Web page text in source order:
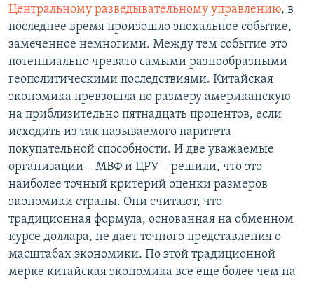
Центральному разведывательному управлению, в
последнее время произошло эпохальное событие,
замеченное немногими. Между тем событие это
потенциально чревато самыми разнообразными
геополитическими последствиями. Китайская
экономика превзошла по размеру американскую
на приблизительно пятнадцать процентов, если
исходить из так называемого паритета
покупательной способности. И две уважаемые
организации – МВФ и ЦРУ – решили, что это
наиболее точный критерий оценки размеров
экономики страны. Они считают, что
традиционная формула, основанная на обменном
курсе доллара, не дает точного представления о
масштабах экономики. По этой традиционной
мерке китайская экономика все еще более чем на